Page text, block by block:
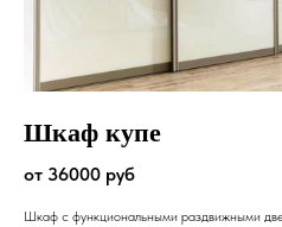
Шкаф купе
от 36000 руб
Шкаф с функциональными раздвижными